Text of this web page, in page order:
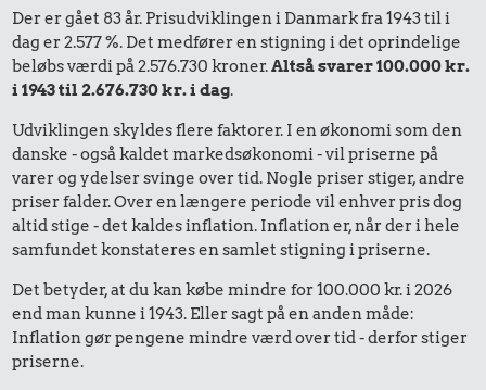
Der er gået 83 år. Prisudviklingen i Danmark fra 1943 til i
dag er 2.577 %. Det medfører en stigning i det oprindelige
beløbs værdi på 2.576.730 kroner.Altså svarer 100.000 kr.
i 1943 til 2.676.730 kr. i dag.
Udviklingen skyldes flere faktorer. I en økonomi som den
danske - også kaldet markedsøkonomi - vil priserne på
varer og ydelser svinge over tid. Nogle priser stiger, andre
priser falder. Over en længere periode vil enhver pris dog
altid stige - det kaldes inflation. Inflation er, når der i hele
samfundet konstateres en samlet stigning i priserne.
Det betyder, at du kan købe mindre for 100.000 kr. i 2026
end man kunne i 1943. Eller sagt på en anden måde:
Inflation gør pengene mindre værd over tid - derfor stiger
priserne.